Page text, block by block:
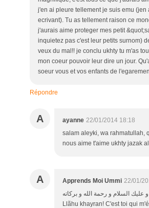
j'en ai pleure tellement je suis emu (jen
ecrivant). Tu as tellement raison ce
j'aurais aime proteger mes petit
inquietez pas c'est leur petits surnom)
veux du mal!! je conclu ukhty tu m'as
mon coeur pouvoir leur dire un jour.
soeur vous et vos enfants de
Répondre
A ayanne 22/01/2014 18:18
salam aleyki, wa rahmatullah,
nous aime t'aime ukhty jazak
A Apprends Moi Ummi 22/01/
و عليك السلام و رحمة الله و بركاته Umm Naila! Jãzaki
Llãhu khayran! C'est toi qui